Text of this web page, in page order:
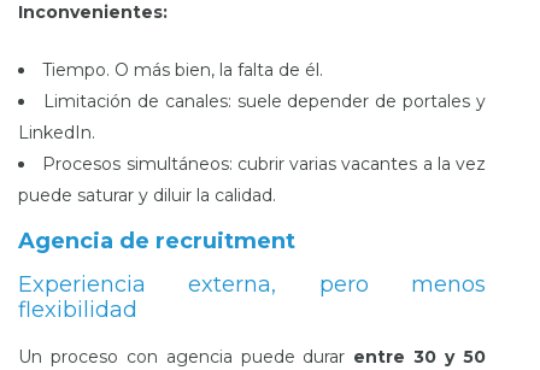
Inconvenientes:
Tiempo. O más bien, la falta de él.
Limitación de canales: suele depender de portales y
LinkedIn.
Procesos simultáneos: cubrir varias vacantes a la vez
puede saturar y diluir la calidad.
Agencia de recruitment
Experiencia externa, pero menos
flexibilidad
Un proceso con agencia puede durar entre 30 y 50